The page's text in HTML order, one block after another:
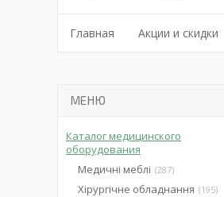
Главная Акции и скидки
Каталог медицинского
оборудования
Медичні меблі 287
Хірургічне обладнання 195